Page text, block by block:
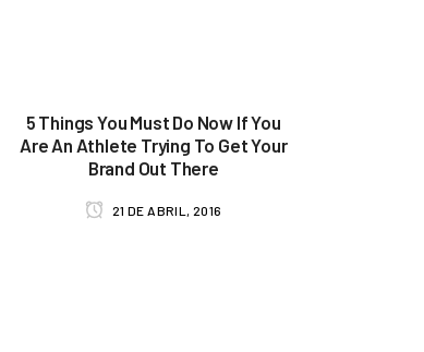
5 Things You Must Do Now If You
Are An Athlete Trying To Get Your
Brand Out There
21 DE ABRIL, 2016